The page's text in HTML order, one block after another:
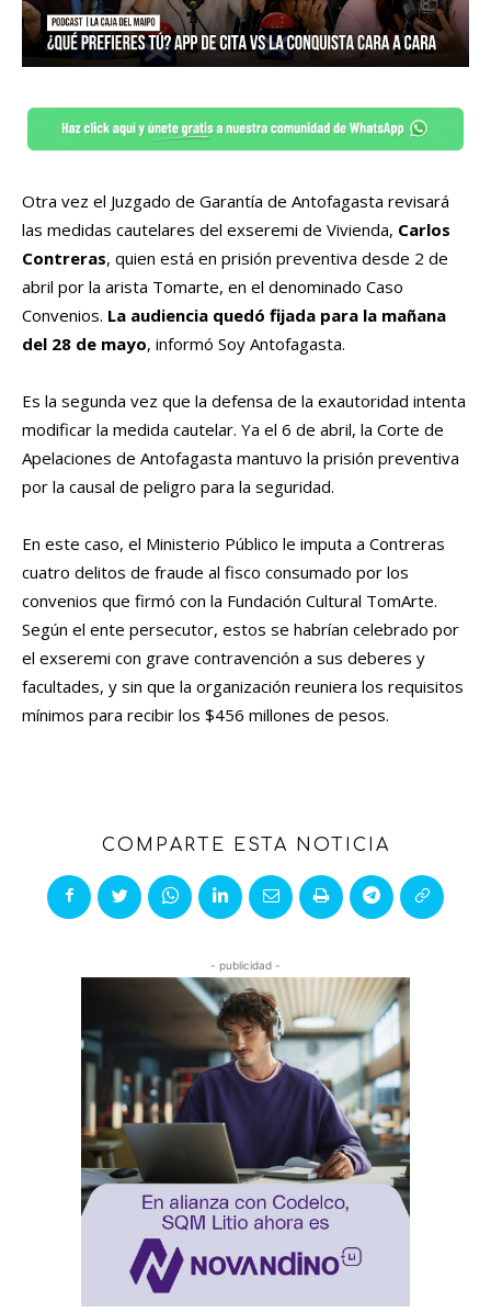
Otra vez el Juzgado de Garantía de Antofagasta revisará
las medidas cautelares del exseremi de Vivienda, Carlos
Contreras, quien está en prisión preventiva desde 2 de
abril por la arista Tomarte, en el denominado Caso
Convenios. La audiencia quedó fijada para la mañana
del 28 de mayo, informó Soy Antofagasta.
Es la segunda vez que la defensa de la exautoridad intenta
modificar la medida cautelar. Ya el 6 de abril, la Corte de
Apelaciones de Antofagasta mantuvo la prisión preventiva
por la causal de peligro para la seguridad.
En este caso, el Ministerio Público le imputa a Contreras
cuatro delitos de fraude al fisco consumado por los
convenios que firmó con la Fundación Cultural TomArte.
Según el ente persecutor, estos se habrían celebrado por
el exseremi con grave contravención a sus deberes y
facultades, y sin que la organización reuniera los requisitos
mínimos para recibir los $456 millones de pesos.
COMPARTE ESTA NOTICIA
- publicidad -